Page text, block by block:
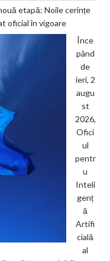
etapă: Noile cerințe
oficial în vigoare
Înce
pând
de
ieri, 2
augu
st
2026,
Ofici
ul
pentr
u
Inteli
genț
ă
Artifi
cială
al